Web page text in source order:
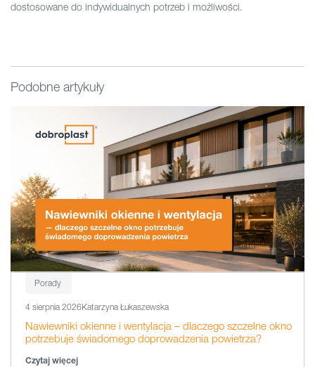
dostosowane do indywidualnych potrzeb i możliwości.
Podobne artykuły
Porady
4 sierpnia 2026Katarzyna Łukaszewska
Nawiewniki okienne i wentylacja – dlaczego szczelne okno
potrzebuje świadomego doprowadzenia powietrza?
Czytaj więcej